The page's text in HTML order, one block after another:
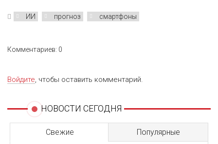
ИИ прогноз смартфоны
Комментариев: 0
Войдите, чтобы оставить комментарий.
НОВОСТИ СЕГОДНЯ
Свежие Популярные